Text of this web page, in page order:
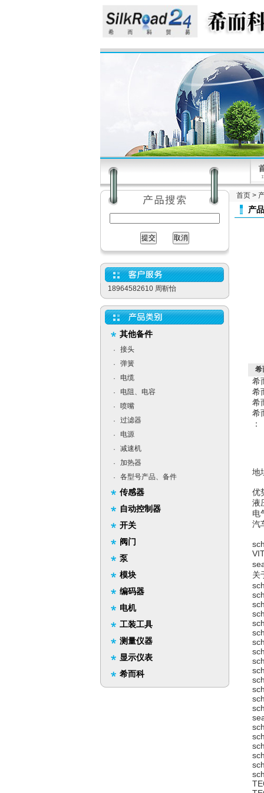
18964582610 周靳怡
其他备件
·
接头
·
弹簧
·
电缆
·
电阻、电容
·
喷嘴
·
过滤器
·
电源
·
减速机
·
加热器
·
各型号产品、备件
传感器
自动控制器
开关
阀门
泵
模块
编码器
电机
工装工具
测量仪器
显示仪表
希而科
首页 >
产
希
希
希
希
希
：
优
液
电
关